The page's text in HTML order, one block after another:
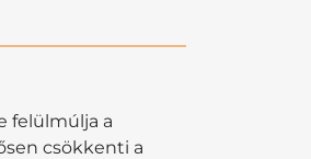
felülmúlja a
csökkenti a